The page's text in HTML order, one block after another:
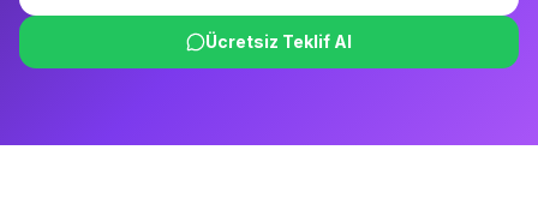
Ücretsiz Teklif Al